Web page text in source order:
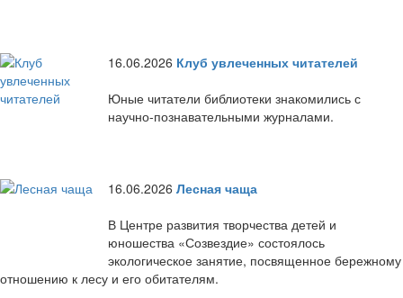
16.06.2026 Клуб увлеченных читателей
Юные читатели библиотеки знакомились с
научно-познавательными журналами.
16.06.2026 Лесная чаща
В Центре развития творчества детей и
юношества «Созвездие» состоялось
экологическое занятие, посвященное бережному
отношению к лесу и его обитателям.